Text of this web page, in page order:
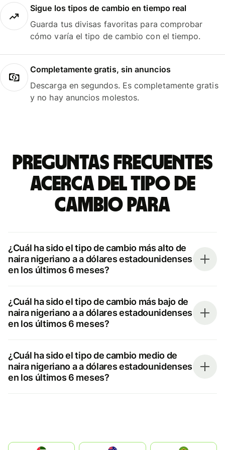
Sigue los tipos de cambio en tiempo real
Guarda tus divisas favoritas para comprobar
cómo varía el tipo de cambio con el tiempo.
Completamente gratis, sin anuncios
Descarga en segundos. Es completamente gratis
y no hay anuncios molestos.
Preguntas frecuentes
acerca del tipo de
cambio para
¿Cuál ha sido el tipo de cambio más alto de
naira nigeriano a a dólares estadounidenses
en los últimos 6 meses?
¿Cuál ha sido el tipo de cambio más bajo de
naira nigeriano a a dólares estadounidenses
en los últimos 6 meses?
¿Cuál ha sido el tipo de cambio medio de
naira nigeriano a a dólares estadounidenses
en los últimos 6 meses?